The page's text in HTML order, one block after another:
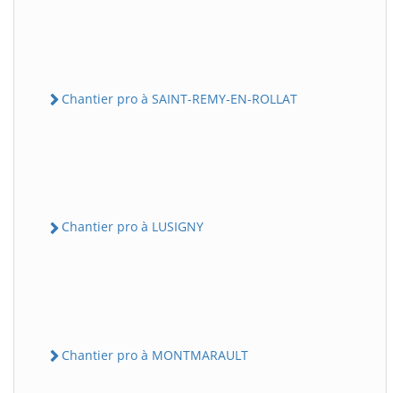
Chantier pro à SAINT-REMY-EN-ROLLAT
Chantier pro à LUSIGNY
Chantier pro à MONTMARAULT